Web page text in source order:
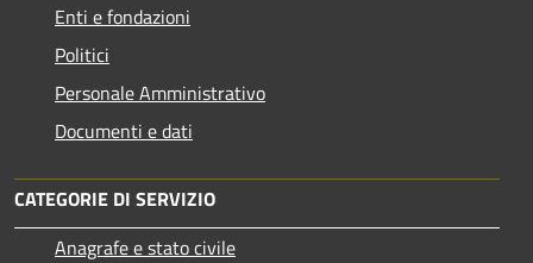
Enti e fondazioni
Politici
Personale Amministrativo
Documenti e dati
CATEGORIE DI SERVIZIO
Anagrafe e stato civile